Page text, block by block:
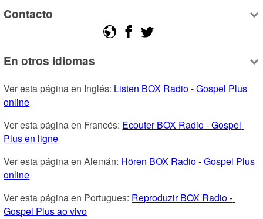
Contacto
En otros idiomas
Ver esta página en Inglés: Listen BOX Radio - Gospel Plus
online
Ver esta página en Francés: Ecouter BOX Radio - Gospel
Plus en ligne
Ver esta página en Alemán: Hören BOX Radio - Gospel Plus
online
Ver esta página en Portugues: Reproduzir BOX Radio -
Gospel Plus ao vivo